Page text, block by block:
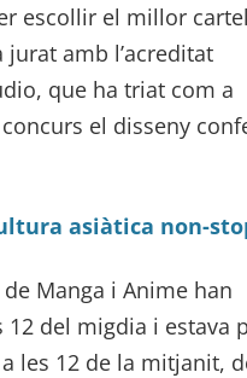
escollir el millor
amb l’acreditat
que ha triat com a
el disseny
asiàtica non-
de Manga i Anime han
12 del migdia i estava
les 12 de la mitjanit,